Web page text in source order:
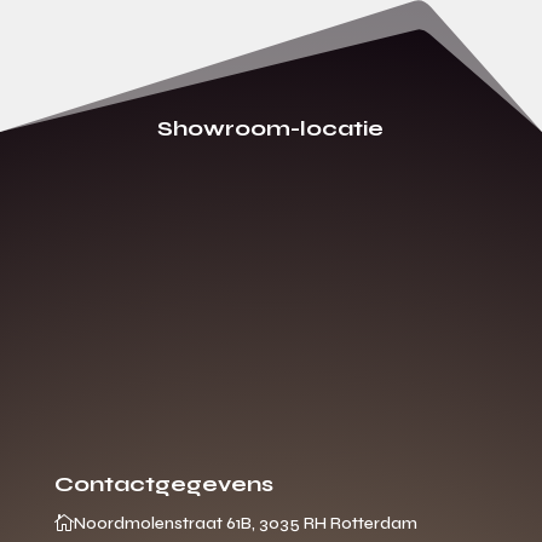
Showroom-locatie
Contactgegevens
Noordmolenstraat 61B, 3035 RH Rotterdam